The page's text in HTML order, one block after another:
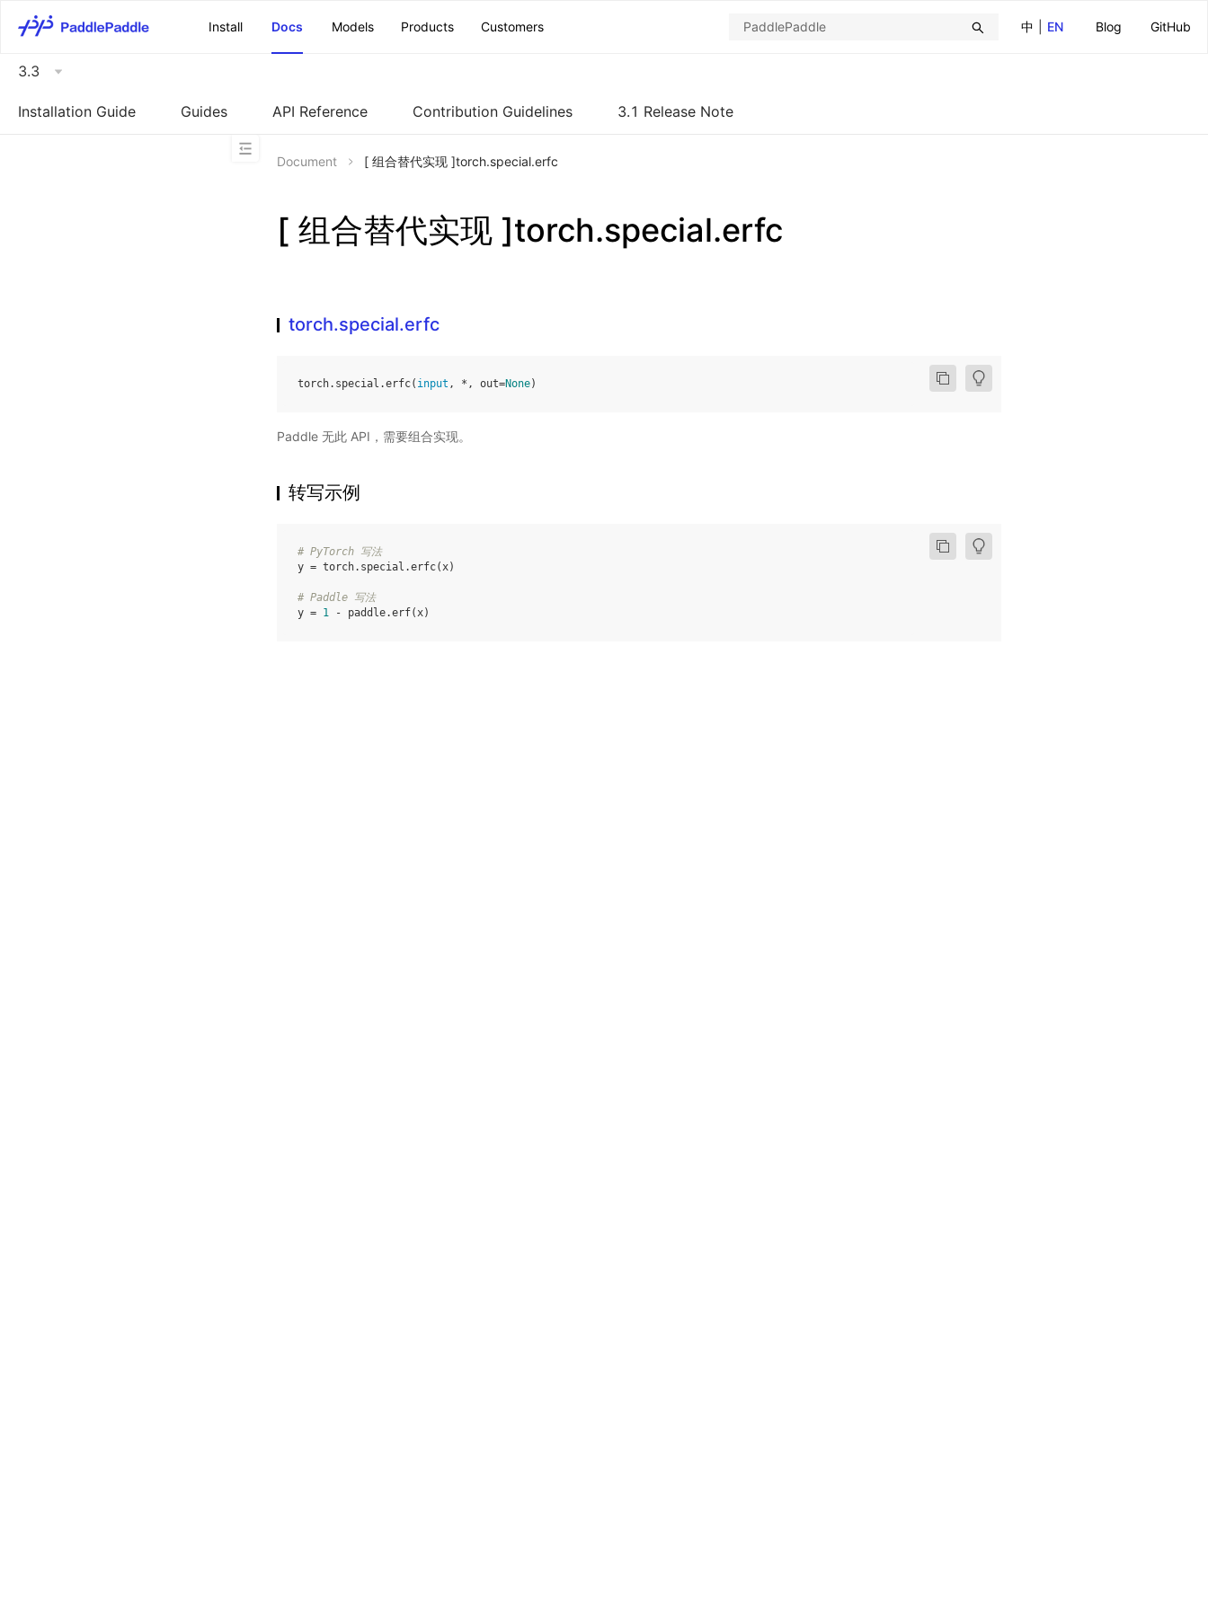
中
EN Blog GitHub
Install Docs Models Products Customers
3.3
Installation Guide Guides API Reference Contribution Guidelines 3.1 Release Note
Document [ 组合替代实现 ]torch.special.erfc
[ 组合替代实现 ]torch.special.erfc
torch.special.erfc
torch. special .erfc( input , * , out=None)
Paddle 无此 API，需要组合实现。
转写示例
# PyTorch 写法
y = torch. special .erfc(x)
# Paddle 写法
y = 1 - paddle.erf(x)